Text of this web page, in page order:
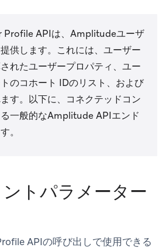
APIは、Amplitudeユーザ
供します。これには、ユーザー
れたユーザープロパティ、ユー
のコホート IDのリスト、および
す。以下に、コネクテッドコン
一般的なAmplitude APIエンド
。
トパラメーター
APIの呼び出しで使用できる